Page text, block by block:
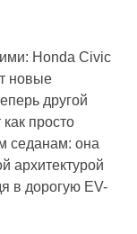
Honda Civic
новые
другой
просто
седанам: она
архитектурой
в дорогую EV-